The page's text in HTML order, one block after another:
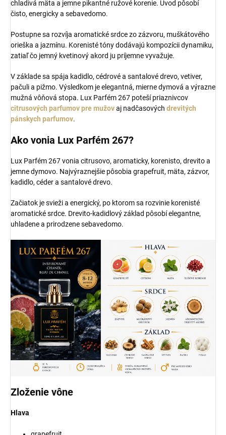
chladivá mäta a jemne pikantné ružové korenie. Úvod pôsobí
čisto, energicky a sebavedomo.
Postupne sa rozvíja aromatické srdce zo zázvoru, muškátového
orieška a jazmínu. Korenisté tóny dodávajú kompozícii dynamiku,
zatiaľ čo jemný kvetinový akord ju príjemne vyvažuje.
V základe sa spája kadidlo, cédrové a santalové drevo, vetiver,
pačuli a pižmo. Výsledkom je elegantná, mierne dymová a výrazne
mužná vôňová stopa. Lux Parfém 267 poteší priaznivcov
citrusových parfumov pre mužovaj nadčasových drevitých
pánskych parfumov.
Ako vonia Lux Parfém 267?
Lux Parfém 267 vonia citrusovo, aromaticky, korenisto, drevito a
jemne dymovo. Najvýraznejšie pôsobia grapefruit, mäta, zázvor,
kadidlo, céder a santalové drevo.
Začiatok je svieži a energický, po ktorom sa rozvinie korenisté
aromatické srdce. Drevito-kadidlový základ pôsobí elegantne,
uhladene a prirodzene sebavedomo.
Zloženie vône
Hlava